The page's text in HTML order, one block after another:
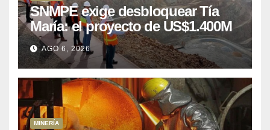
SNMPE exige desbloquear Tía
María: el proyecto de US$1.400M
que Perú lleva 15 años
posponiendo
AGO 6, 2026
MINERÍA